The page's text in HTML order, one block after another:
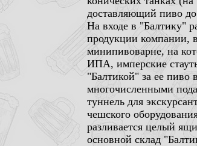
доставляющий пиво
На входе в "Балтику"
продукции компании,
минипивоварне, на
ИПА, имперские
"Балтикой" за ее пиво
многочисленными
туннель для
чешского
разливается целый
основной склад